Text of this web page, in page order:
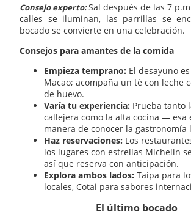
Consejo experto:Sal después de las 7
calles se iluminan, las parrillas se
bocado se convierte en una celebración.
Consejos para amantes de la comida
Empieza temprano: El desayuno
Macao; acompaña un té con leche
de huevo.
Varía tu experiencia: Prueba tanto
callejera como la alta cocina — esa
manera de conocer la gastronomía
Haz reservaciones: Los
los lugares con estrellas Michelin
así que reserva con anticipación.
Explora ambos lados: Taipa para
locales, Cotai para sabores
El último bocado